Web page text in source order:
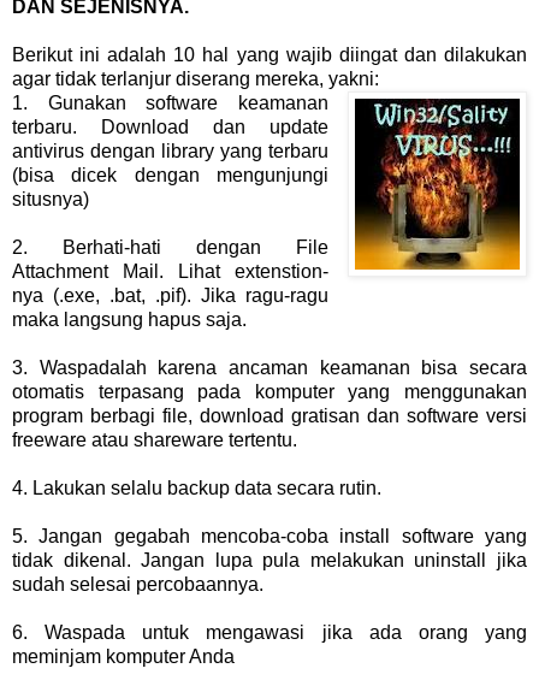
DAN SEJENISNYA.
Berikut ini adalah 10 hal yang wajib diingat dan dilakukan
agar tidak terlanjur diserang mereka, yakni:
1. Gunakan software keamanan
terbaru. Download dan update
antivirus dengan library yang terbaru
(bisa dicek dengan mengunjungi
situsnya)
2. Berhati-hati dengan File
Attachment Mail. Lihat extenstion-
nya (.exe, .bat, .pif). Jika ragu-ragu
maka langsung hapus saja.
3. Waspadalah karena ancaman keamanan bisa secara
otomatis terpasang pada komputer yang menggunakan
program berbagi file, download gratisan dan software versi
freeware atau shareware tertentu.
4. Lakukan selalu backup data secara rutin.
5. Jangan gegabah mencoba-coba install software yang
tidak dikenal. Jangan lupa pula melakukan uninstall jika
sudah selesai percobaannya.
6. Waspada untuk mengawasi jika ada orang yang
meminjam komputer Anda